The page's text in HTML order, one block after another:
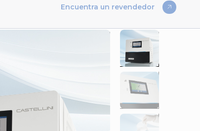
Encuentra un revendedor